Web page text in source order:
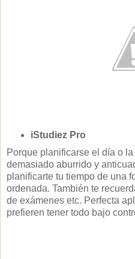
iStudiez Pro
Porque planificarse el día o
demasiado aburrido y
planificarte tu tiempo de una
ordenada. También te
de exámenes etc. Perfecta
prefieren tener todo bajo